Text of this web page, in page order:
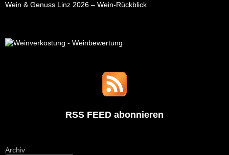
Wein & Genuss Linz 2026 – Wein-Rückblick
RSS FEED abonnieren
Archiv